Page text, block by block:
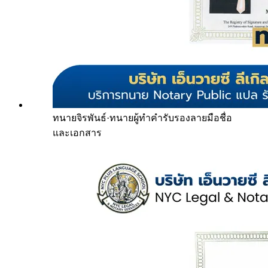
ทนายจิรพันธ์·ทนายผู้ทำคำรับรองลายมือชื่อ
และเอกสาร